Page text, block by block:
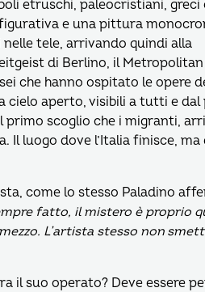
etruschi, paleocristiani, greci
e una pittura
tele, arrivando quindi alla
di Berlino, il
che hanno ospitato le opere
cielo aperto, visibili a tutti e
primo scoglio che i migranti,
luogo dove l’Italia finisce, ma
come lo stesso Paladino
fatto, il mistero è proprio
L’artista stesso non
il suo operato? Deve essere